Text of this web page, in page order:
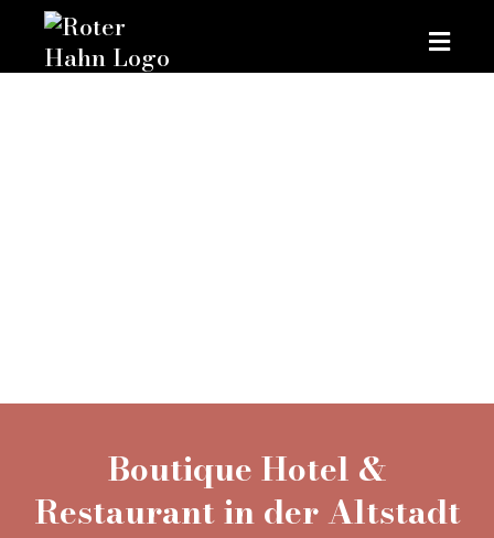
Boutique Hotel &
Restaurant in der Altstadt